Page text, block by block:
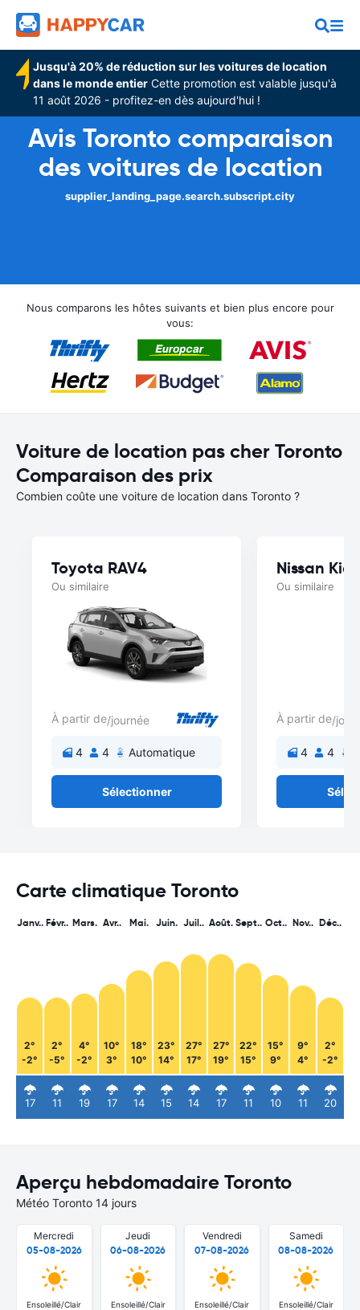
Jusqu'à 20% de réduction sur les voitures de location
dans le monde entier Cette promotion est valable jusqu'à
11 août 2026 - profitez-en dès aujourd'hui !
Avis Toronto comparaison
des voitures de location
supplier_landing_page.search.subscript.city
Nous comparons les hôtes suivants et bien plus encore pour
vous:
Voiture de location pas cher Toronto
Comparaison des prix
Combien coûte une voiture de location dans Toronto ?
Toyota RAV4
Ou similaire
À partir de/journée
4 4 Automatique
Sélectionner
Nissan
Ou similaire
À partir de/
4 4
Carte climatique Toronto
Janv..
2°
-2°
17
Févr..
2°
-5°
11
Mars.
4°
-2°
19
Avr..
10°
3°
17
Mai.
18°
10°
14
Juin.
23°
14°
15
Juil..
27°
17°
14
Août.
27°
19°
17
Sept..
22°
15°
11
Oct..
15°
9°
10
Nov..
9°
4°
11
Déc..
2°
-2°
20
Aperçu hebdomadaire Toronto
Météo Toronto 14 jours
Mercredi
05-08-2026
Ensoleillé/Clair
Jeudi
06-08-2026
Ensoleillé/Clair
Vendredi
07-08-2026
Ensoleillé/Clair
Samedi
08-08-2026
Ensoleillé/Clair